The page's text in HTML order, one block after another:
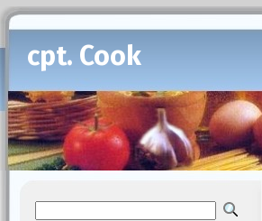
cpt. Cook